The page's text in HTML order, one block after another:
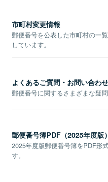
市町村変更情報
郵便番号を公表した市町村の一
しています。
よくあるご質問・お問い合わせ
郵便番号に関するさまざまな疑問
郵便番号簿PDF（2025年度版）
2025年度版郵便番号簿をPDF形
す。